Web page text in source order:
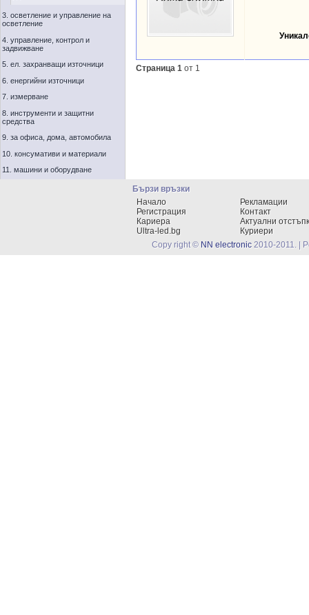
3. осветление и управление на
осветление
4. управление, контрол и
задвижване
5. ел. захранващи източници
6. енергийни източници
7. измерване
8. инструменти и защитни
средства
9. за офиса, дома, автомобила
10. консумативи и материали
11. машини и оборудване
Страница 1 от 1
Бързи връзки
Начало
Рекламации
Регистрация
Контакт
Кариера
Актуални
Ultra-led.bg
Куриери
Copy right © NN electronic 2010-2011. |